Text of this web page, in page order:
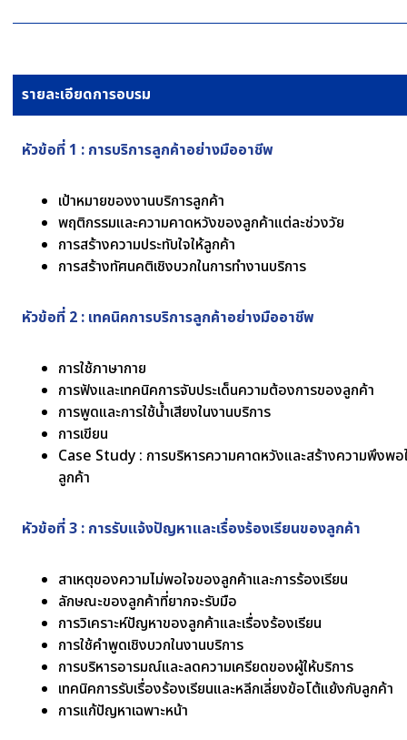
รายละเอียดการอบรม
หัวข้อที่ 1 : การบริการลูกค้าอย่างมืออาชีพ
เป้าหมายของงานบริการลูกค้า
พฤติกรรมและความคาดหวังของลูกค้าแต่ละช่วงวัย
การสร้างความประทับใจให้ลูกค้า
การสร้างทัศนคติเชิงบวกในการทำงานบริการ
หัวข้อที่ 2 : เทคนิคการบริการลูกค้าอย่างมืออาชีพ
การใช้ภาษากาย
การฟังและเทคนิคการจับประเด็นความต้องการของลูกค้า
การพูดและการใช้น้ำเสียงในงานบริการ
การเขียน
Case Study : การบริหารความคาดหวังและสร้างความพึงพอ
ลูกค้า
หัวข้อที่ 3 : การรับแจ้งปัญหาและเรื่องร้องเรียนของลูกค้า
สาเหตุของความไม่พอใจของลูกค้าและการร้องเรียน
ลักษณะของลูกค้าที่ยากจะรับมือ
การวิเคราะห์ปัญหาของลูกค้าและเรื่องร้องเรียน
การใช้คำพูดเชิงบวกในงานบริการ
การบริหารอารมณ์และลดความเครียดของผู้ให้บริการ
เทคนิคการรับเรื่องร้องเรียนและหลีกเลี่ยงข้อโต้แย้งกับลูกค้า
การแก้ปัญหาเฉพาะหน้า